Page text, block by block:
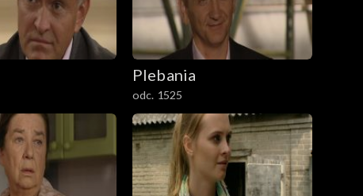
Plebania
odc. 1525